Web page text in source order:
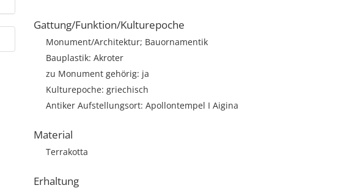
Gattung/Funktion/Kulturepoche
Monument/Architektur; Bauornamentik
Bauplastik: Akroter
zu Monument gehörig: ja
Kulturepoche: griechisch
Antiker Aufstellungsort: Apollontempel I Aigina
Material
Terrakotta
Erhaltung